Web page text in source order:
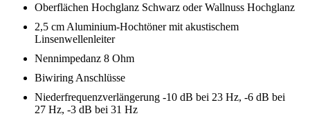
Oberflächen Hochglanz Schwarz oder Wallnuss Hochglanz
2,5 cm Aluminium-Hochtöner mit akustischem
Linsenwellenleiter
Nennimpedanz 8 Ohm
Biwiring Anschlüsse
Niederfrequenzverlängerung -10 dB bei 23 Hz, -6 dB bei
27 Hz, -3 dB bei 31 Hz